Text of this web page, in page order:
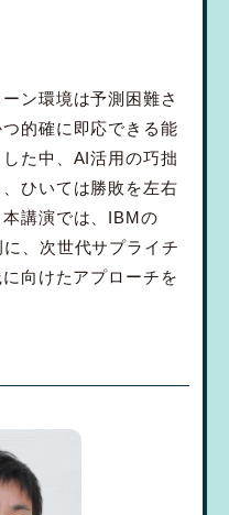
ン環境は予測困難さ
的確に即応できる能
た中、AI活用の巧拙
ひいては勝敗を左右
講演では、IBMの
、次世代サプライチ
向けたアプローチを